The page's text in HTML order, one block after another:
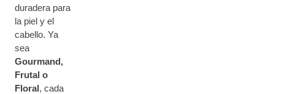
duradera para
la piel y el
cabello. Ya
sea
Gourmand,
Frutal o
Floral, cada